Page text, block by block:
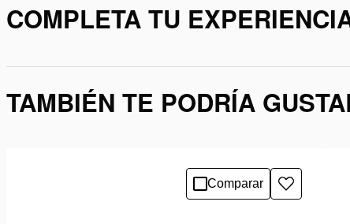
COMPLETA TU
TAMBIÉN TE PODRÍA
Comparar
Añadir
a